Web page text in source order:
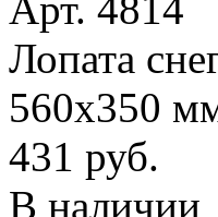
Лопата
560х350
431 руб.
В наличии